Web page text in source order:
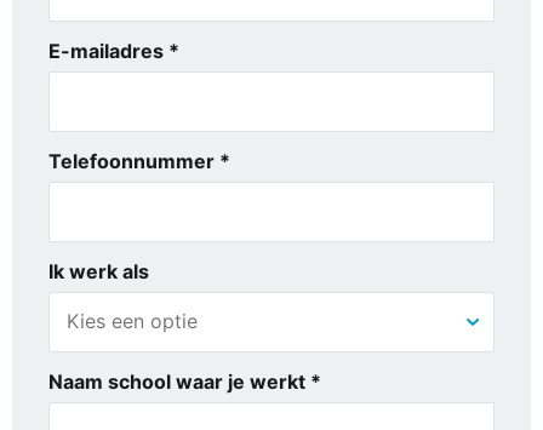
E-mailadres *
Telefoonnummer *
Ik werk als
Naam school waar je werkt *